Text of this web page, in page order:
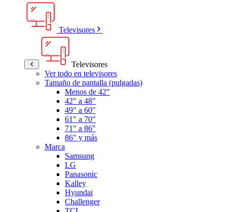
Televisores
Televisores
Ver todo en televisores
Tamaño de pantalla (pulgadas)
Menos de 42"
42" a 48"
49" a 60"
61" a 70"
71" a 86"
86" y más
Marca
Samsung
LG
Panasonic
Kalley
Hyundai
Challenger